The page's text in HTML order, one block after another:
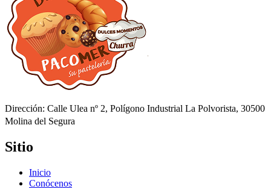
Dirección: Calle Ulea nº 2, Polígono Industrial La Polvorista, 30500
Molina del Segura
Sitio
Inicio
Conócenos